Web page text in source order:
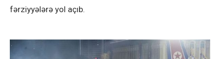
fərziyyələrə yol açıb.